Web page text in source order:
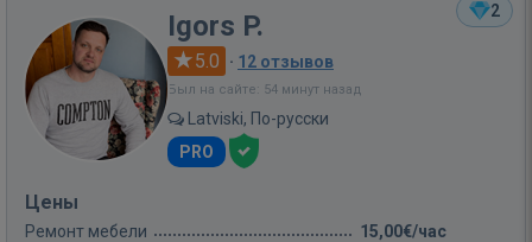
2
Igors P.
5.0 · 12 отзывов
Был на сайте: 54 минут назад
Latviski, По-русски
PRO
Цены
Ремонт мебели 15,00€/час